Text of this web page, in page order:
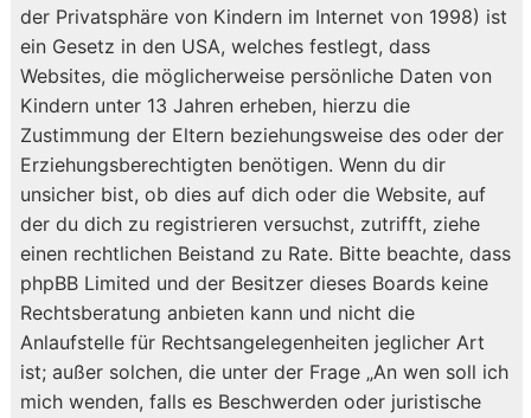
der Privatsphäre von Kindern im Internet von 1998) ist
ein Gesetz in den USA, welches festlegt, dass
Websites, die möglicherweise persönliche Daten von
Kindern unter 13 Jahren erheben, hierzu die
Zustimmung der Eltern beziehungsweise des oder der
Erziehungsberechtigten benötigen. Wenn du dir
unsicher bist, ob dies auf dich oder die Website, auf
der du dich zu registrieren versuchst, zutrifft, ziehe
einen rechtlichen Beistand zu Rate. Bitte beachte, dass
phpBB Limited und der Besitzer dieses Boards keine
Rechtsberatung anbieten kann und nicht die
Anlaufstelle für Rechtsangelegenheiten jeglicher Art
ist; außer solchen, die unter der Frage „An wen soll ich
mich wenden, falls es Beschwerden oder juristische